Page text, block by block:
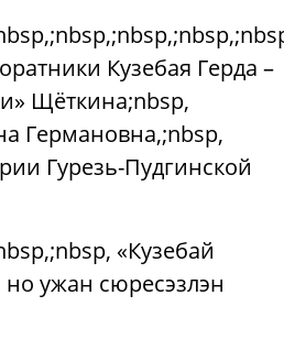
Кузебая Герда –
Щёткина;nbsp,
Германовна,;nbsp,
Гурезь-Пудгинской
«Кузебай
но ужан сюресэзлэн